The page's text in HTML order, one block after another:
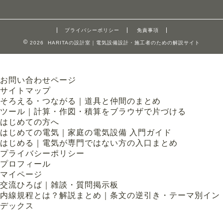
プライバシーポリシー 免責事項
2026 HARITAの設計室｜電気設備設計・施工者のための解説サイト
お問い合わせページ
サイトマップ
そろえる・つながる｜道具と仲間のまとめ
ツール｜計算・作図・積算をブラウザで片づける
はじめての方へ
はじめての電気｜家庭の電気設備 入門ガイド
はじめる｜電気が専門ではない方の入口まとめ
プライバシーポリシー
プロフィール
マイページ
交流ひろば｜雑談・質問掲示板
内線規程とは？解説まとめ｜条文の逆引き・テーマ別イン
デックス